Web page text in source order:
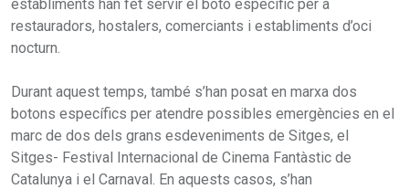
establiments han fet servir el botó específic per a
restauradors, hostalers, comerciants i establiments d’oci
nocturn.
Durant aquest temps, també s’han posat en marxa dos
botons específics per atendre possibles emergències en el
marc de dos dels grans esdeveniments de Sitges, el
Sitges- Festival Internacional de Cinema Fantàstic de
Catalunya i el Carnaval. En aquests casos, s’han